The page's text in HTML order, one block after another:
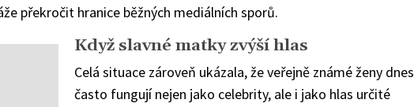
překročit hranice běžných mediálních sporů.
Když slavné matky zvýší hlas
Celá situace zároveň ukázala, že veřejně známé ženy dnes
často fungují nejen jako celebrity, ale i jako hlas určité